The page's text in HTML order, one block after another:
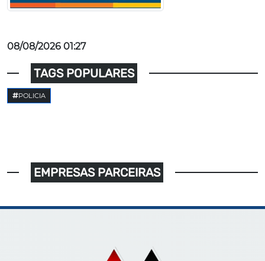
08/08/2026 01:27
TAGS POPULARES
POLICIA
EMPRESAS PARCEIRAS